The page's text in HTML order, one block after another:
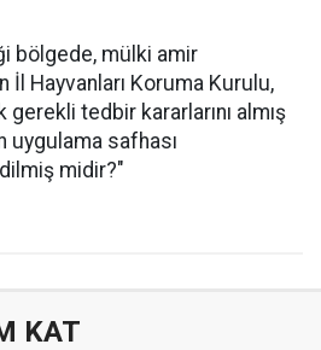
bölgede, mülki amir
İl Hayvanları Koruma Kurulu,
tedbir kararlarını almış
uygulama safhası
midir?"
KAT